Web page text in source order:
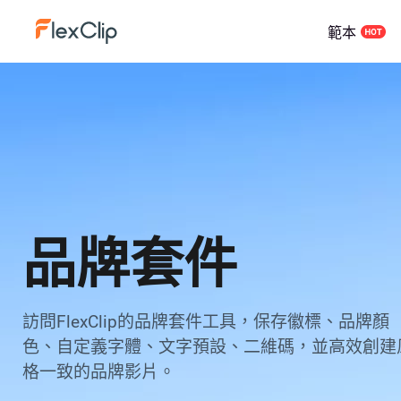
範本
品牌套件
訪問FlexClip的品牌套件工具，保存徽標、品牌顏
色、自定義字體、文字預設、二維碼，並高效創建
格一致的品牌影片。